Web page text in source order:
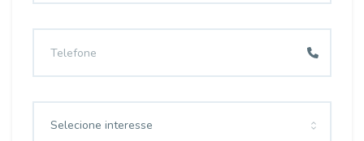
Selecione interesse